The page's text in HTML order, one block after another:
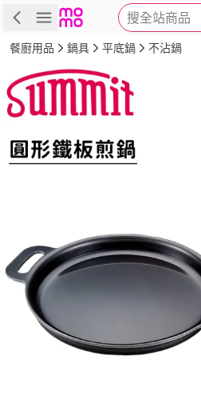
搜全站商品
商品 評價 詳情
餐廚用品 鍋具 平底鍋 不沾鍋